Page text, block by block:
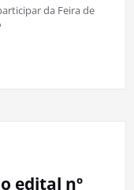
da Feira de
edital nº